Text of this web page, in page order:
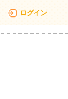
ログイン